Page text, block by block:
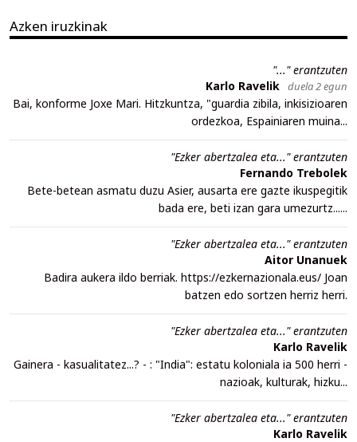
Azken iruzkinak
"..." erantzuten
Karlo Ravelik duela 2 egun
Bai, konforme Joxe Mari. Hitzkuntza, "guardia zibila, inkisizioaren
ordezkoa, Espainiaren muina...
"Ezker abertzalea eta..." erantzuten
Fernando Trebolek
Bete-betean asmatu duzu Asier, ausarta ere gazte ikuspegitik
bada ere, beti izan gara umezurtz......
"Ezker abertzalea eta..." erantzuten
Aitor Unanuek
Badira aukera ildo berriak. https://ezkernazionala.eus/ Joan
batzen edo sortzen herriz herri.
"Ezker abertzalea eta..." erantzuten
Karlo Ravelik
Gainera - kasualitatez...? - : "India": estatu koloniala ia 500 herri -
nazioak, kulturak, hizku...
"Ezker abertzalea eta..." erantzuten
Karlo Ravelik